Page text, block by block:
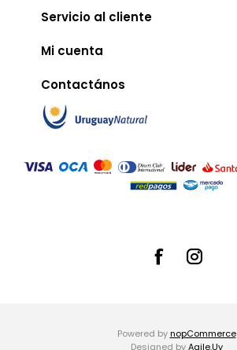
Servicio al cliente
Mi cuenta
Contactános
Powered by nopCommerce
Designed byAgile.Uy